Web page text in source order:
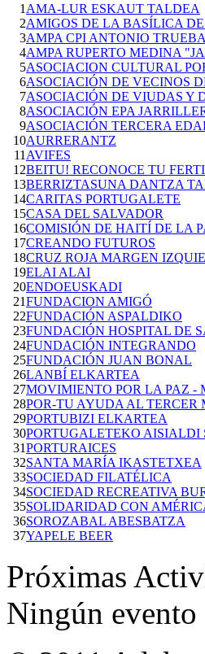
1 AMA-LUR ESKAUT TALDEA
2AMIGOS DE LA BASÍLICA
3AMPA CPI ANTONIO
4AMPA RUPERTO MEDINA
5ASOCIACION CULTURAL
6ASOCIACIÓN DE VECINOS
7ASOCIACIÓN DE VIUDAS Y
8ASOCIACIÓN EPA
9ASOCIACIÓN TERCERA
10AURRERANTZ
11 AVIFES
12BEITU! RECONOCE TU
13BERRIZTASUNA DANTZA
14CARITAS PORTUGALETE
15CASA DEL SALVADOR
16COMISIÓN DE HAITÍ DE LA
17CREANDO FUTUROS
18CRUZ ROJA MARGEN
19ELAI ALAI
20ENDOEUSKADI
21FUNDACION AMIGÓ
22FUNDACIÓN ASPALDIKO
23FUNDACIÓN HOSPITAL DE
24FUNDACIÓN INTEGRANDO
25FUNDACIÓN JUAN BONAL
26LANBÍ ELKARTEA
27MOVIMIENTO POR LA PAZ -
28POR-TU AYUDA AL TERCER
29PORTUBIZI ELKARTEA
30PORTUGALETEKO AISIALDI
31PORTURAICES
32SANTA MARÍA IKASTETXEA
33SOCIEDAD FILATÉLICA
34SOCIEDAD RECREATIVA
35SOLIDARIDAD CON
36SOROZABAL ABESBATZA
37YAPELE BEER
Próximas
Ningún evento